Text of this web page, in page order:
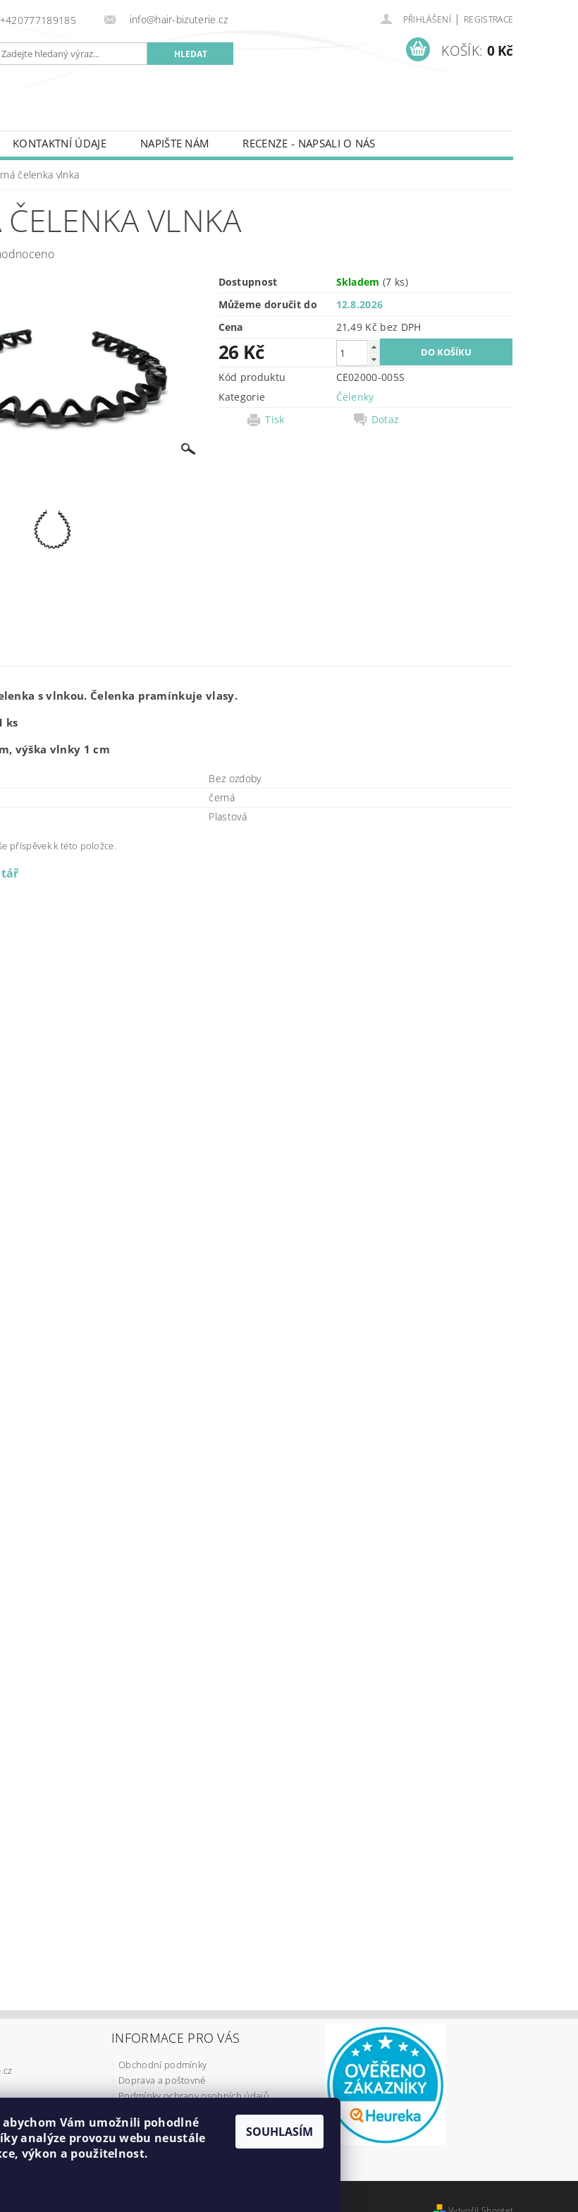
+420777189185 info@hair-bizuterie.cz PŘIHLÁŠENÍ | REGISTRACE
KOŠÍK: 0 Kč
KONTAKTNÍ ÚDAJE NAPIŠTE NÁM RECENZE - NAPSALI O NÁS
čelenka vlnka
ČELENKA VLNKA
Dostupnost Skladem(7 ks)
Můžeme doručit do
12.8.2026
Cena
21,49 Kč bez DPH
26 Kč
Kód produktu
CE02000-005S
Kategorie
Čelenky
Tisk
Dotaz
s vlnkou. Čelenka pramínkuje vlasy.
ks
výška vlnky 1 cm
Bez ozdoby
černá
Plastová
příspěvek k této položce.
INFORMACE PRO VÁS
Obchodní podmínky
Doprava a poštovné
Podmínky ochrany osobních údajů
Odstoupení od smlouvy
Formulář pro reklamaci
Minimální cena objednávky
abychom Vám umožnili pohodlné
analýze provozu webu neustále
výkon a použitelnost.
SOUHLASÍM